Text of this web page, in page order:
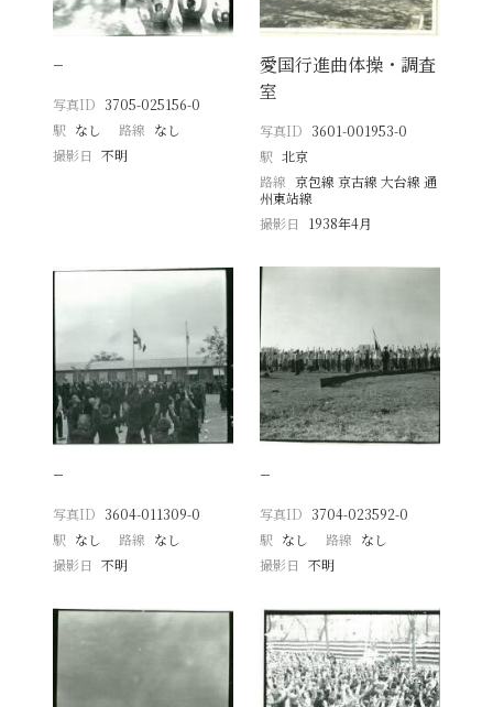
−
写真ID 3705-025156-0
駅 なし 路線 なし
撮影日
不明
愛国行進曲体操・調査
室
写真ID 3601-001953-0
駅 北京
路線 京包線 京古線 大台線 通
州東站線
撮影日
1938年4月
−
写真ID 3604-011309-0
駅 なし 路線 なし
撮影日
不明
−
写真ID 3704-023592-0
駅 なし 路線 なし
撮影日 不明